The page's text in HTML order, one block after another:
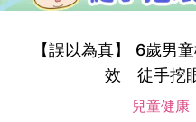
【誤以為真】 6歲男
效 徒手挖
兒童健康